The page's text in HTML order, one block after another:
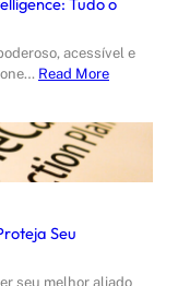
Tudo o
acessível e
Read More
Seu
seu melhor aliado